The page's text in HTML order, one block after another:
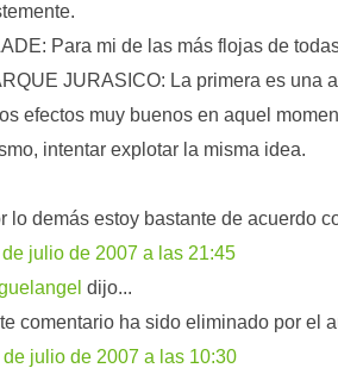
Para mi de las más flojas de
JURASICO: La primera es una
efectos muy buenos en aquel
intentar explotar la misma idea.
lo demás estoy bastante de acuerdo
de julio de 2007 a las 21:45
dijo...
comentario ha sido eliminado por el
de julio de 2007 a las 10:30